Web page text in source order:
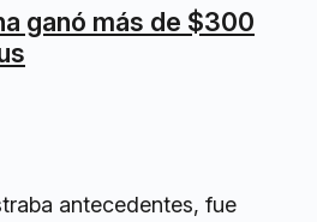
ganó más de $300
antecedentes, fue